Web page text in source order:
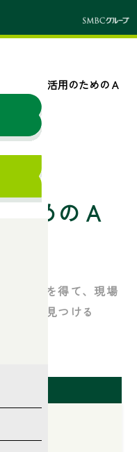
ビジネス活用のためのＡ
めのＡ
の知識を得て、現場
デアを見つける